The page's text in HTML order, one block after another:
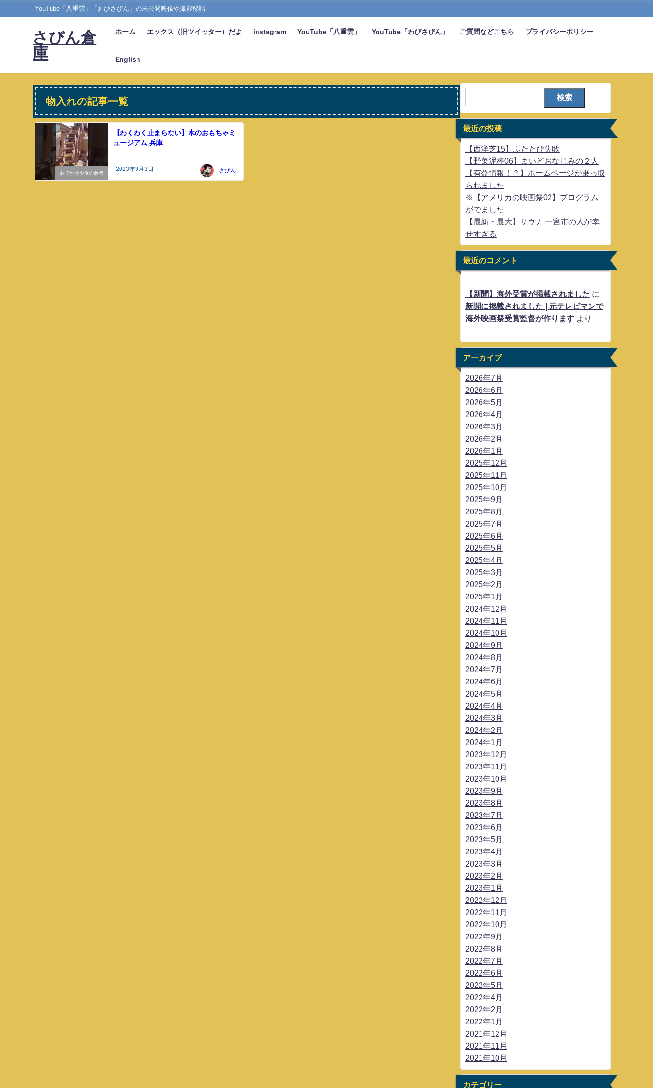
YouTube「八重雲」「わびさびん」の未公開映像や撮影秘話
さびん倉
庫
ホーム エックス（旧ツイッター）だよ instagram YouTube「八重雲」 YouTube「わびさびん」 ご質問などこちら プライバシーポリシー
English
物入れの記事一覧
おでかけや旅の参考
【わくわく止まらない】木のおもちゃミ
ュージアム 兵庫
2023年8月3日 さびん
検索
最近の投稿
【西洋芝15】ふたたび失敗
【野菜泥棒06】まいどおなじみの２人
【有益情報！？】ホームページが乗っ取
られました
※【アメリカの映画祭02】プログラム
がでました
【最新・最大】サウナ 一宮市の人が幸
せすぎる
最近のコメント
【新聞】海外受賞が掲載されました に
新聞に掲載されました | 元テレビマンで
海外映画祭受賞監督が作りますより
アーカイブ
2026年7月
2026年6月
2026年5月
2026年4月
2026年3月
2026年2月
2026年1月
2025年12月
2025年11月
2025年10月
2025年9月
2025年8月
2025年7月
2025年6月
2025年5月
2025年4月
2025年3月
2025年2月
2025年1月
2024年12月
2024年11月
2024年10月
2024年9月
2024年8月
2024年7月
2024年6月
2024年5月
2024年4月
2024年3月
2024年2月
2024年1月
2023年12月
2023年11月
2023年10月
2023年9月
2023年8月
2023年7月
2023年6月
2023年5月
2023年4月
2023年3月
2023年2月
2023年1月
2022年12月
2022年11月
2022年10月
2022年9月
2022年8月
2022年7月
2022年6月
2022年5月
2022年4月
2022年2月
2022年1月
2021年12月
2021年11月
2021年10月
カテゴリー